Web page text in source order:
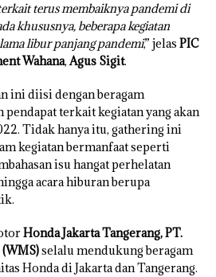
terus membaiknya pandemi di
khususnya, beberapa kegiatan
libur panjang pandemi,” jelas PIC
Wahana,Agus Sigit.
ini diisi dengan beragam
pendapat terkait kegiatan yang akan
Tidak hanya itu, gathering ini
kegiatan bermanfaat seperti
isu hangat perhelatan
acara hiburan berupa
Honda Jakarta Tangerang,PT.
selalu mendukung beragam
Honda di Jakarta dan Tangerang.